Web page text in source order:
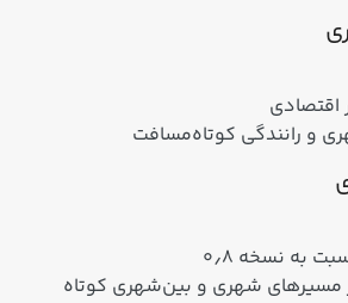
و رانندگی کوتاه‌مسافت
به نسخه ۰٫۸
مسیرهای شهری و بین‌شهری کوتاه